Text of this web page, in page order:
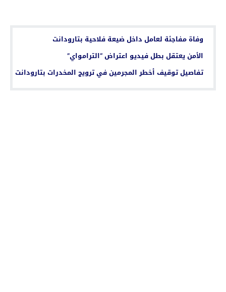
وفاة مفاجئة لعامل داخل ضيعة فلاحية بتارودانت
الأمن يعتقل بطل فيديو اعتراض “الترامواي”
تفاصيل توقيف أخطر المجرمين في ترويج المخدرات بتارودانت